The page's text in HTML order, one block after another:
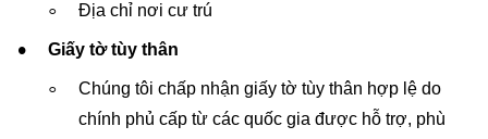
Địa chỉ nơi cư trú
Giấy tờ tùy thân
Chúng tôi chấp nhận giấy tờ tùy thân hợp lệ do
chính phủ cấp từ các quốc gia được hỗ trợ, phù